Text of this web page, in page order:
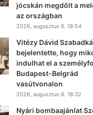
jócskán megdőlt a
az országban
2026, augusztus 6. 18:54
Vitézy Dávid
bejelentette, hogy
indulhat el a
Budapest-Belgrád
vasútvonalon
2026, augusztus 6. 18:32
Nyári bombaajánlat